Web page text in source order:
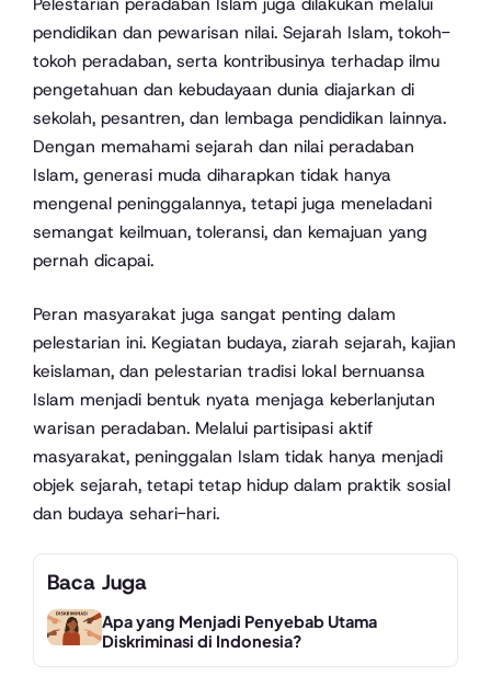
pendidikan dan pewarisan nilai. Sejarah Islam, tokoh-
tokoh peradaban, serta kontribusinya terhadap ilmu
pengetahuan dan kebudayaan dunia diajarkan di
sekolah, pesantren, dan lembaga pendidikan lainnya.
Dengan memahami sejarah dan nilai peradaban
Islam, generasi muda diharapkan tidak hanya
mengenal peninggalannya, tetapi juga meneladani
semangat keilmuan, toleransi, dan kemajuan yang
pernah dicapai.
Peran masyarakat juga sangat penting dalam
pelestarian ini. Kegiatan budaya, ziarah sejarah, kajian
keislaman, dan pelestarian tradisi lokal bernuansa
Islam menjadi bentuk nyata menjaga keberlanjutan
warisan peradaban. Melalui partisipasi aktif
masyarakat, peninggalan Islam tidak hanya menjadi
objek sejarah, tetapi tetap hidup dalam praktik sosial
dan budaya sehari-hari.
Baca Juga
Apa yang Menjadi Penyebab Utama
Diskriminasi di Indonesia?